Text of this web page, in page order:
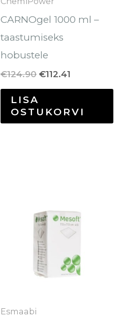
CARNOgel 1000 ml –
taastumiseks
hobustele
€124.90 €112.41
LISA
OSTUKORVI
Esmaabi